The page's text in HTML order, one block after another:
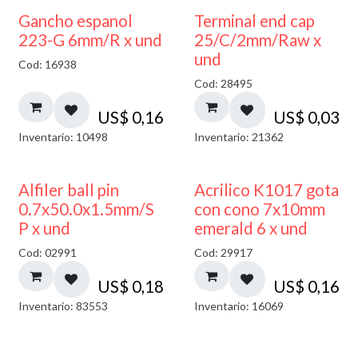
Gancho espanol
223-G 6mm/R x und
Cod: 16938
US$ 0,16
Inventario: 10498
Terminal end cap
25/C/2mm/Raw x
und
Cod: 28495
US$ 0,03
Inventario: 21362
Alfiler ball pin
0.7x50.0x1.5mm/S
P x und
Cod: 02991
US$ 0,18
Inventario: 83553
Acrilico K1017 gota
con cono 7x10mm
emerald 6 x und
Cod: 29917
US$ 0,16
Inventario: 16069